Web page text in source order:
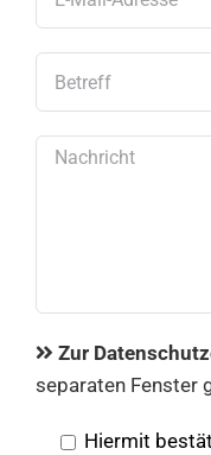
Zur
separaten Fenster
Hiermit